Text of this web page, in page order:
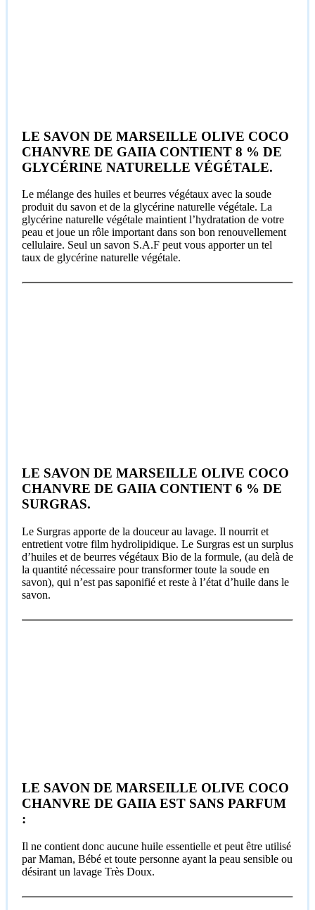
LE SAVON DE MARSEILLE OLIVE COCO
CHANVRE DE GAIIA CONTIENT 8 % DE
GLYCÉRINE NATURELLE VÉGÉTALE.
Le mélange des huiles et beurres végétaux avec la soude
produit du savon et de la glycérine naturelle végétale. La
glycérine naturelle végétale maintient l’hydratation de votre
peau et joue un rôle important dans son bon renouvellement
cellulaire. Seul un savon S.A.F peut vous apporter un tel
taux de glycérine naturelle végétale.
LE SAVON DE MARSEILLE OLIVE COCO
CHANVRE DE GAIIA CONTIENT 6 % DE
SURGRAS.
Le Surgras apporte de la douceur au lavage. Il nourrit et
entretient votre film hydrolipidique. Le Surgras est un surplus
d’huiles et de beurres végétaux Bio de la formule, (au delà de
la quantité nécessaire pour transformer toute la soude en
savon), qui n’est pas saponifié et reste à l’état d’huile dans le
savon.
LE SAVON DE MARSEILLE OLIVE COCO
CHANVRE DE GAIIA EST SANS PARFUM
:
Il ne contient donc aucune huile essentielle et peut être utilisé
par Maman, Bébé et toute personne ayant la peau sensible ou
désirant un lavage Très Doux.